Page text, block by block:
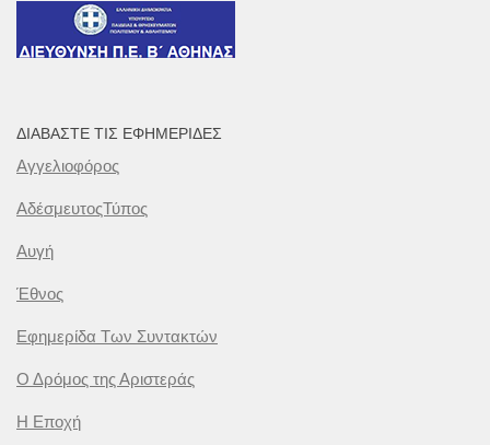
ΔΙΑΒΆΣΤΕ ΤΙΣ ΕΦΗΜΕΡΊΔΕΣ
Αγγελιοφόρος
ΑδέσμευτοςΤύπος
Αυγή
Έθνος
Εφημερίδα Των Συντακτών
Ο Δρόμος της Αριστεράς
Η Εποχή